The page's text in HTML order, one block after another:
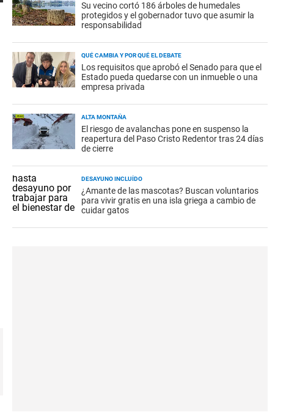
Su vecino cortó 186 árboles de humedales
protegidos y el gobernador tuvo que asumir la
responsabilidad
QUÉ CAMBIA Y POR QUÉ EL DEBATE
Los requisitos que aprobó el Senado para que el
Estado pueda quedarse con un inmueble o una
empresa privada
ALTA MONTAÑA
El riesgo de avalanchas pone en suspenso la
reapertura del Paso Cristo Redentor tras 24 días
de cierre
DESAYUNO INCLUÍDO
¿Amante de las mascotas? Buscan voluntarios
para vivir gratis en una isla griega a cambio de
cuidar gatos